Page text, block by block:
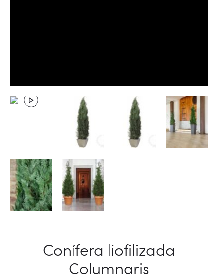
Conífera liofilizada
Columnaris